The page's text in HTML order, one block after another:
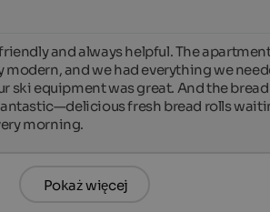
friendly and always helpful. The
modern, and we had everything we
ski equipment was great. And the
fantastic—delicious fresh bread rolls
morning.
Pokaż więcej